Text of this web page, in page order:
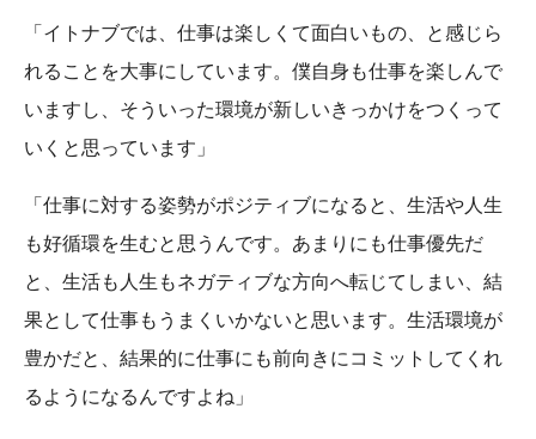
「イトナブでは、仕事は楽しくて面白いもの、と感じら
れることを大事にしています。僕自身も仕事を楽しんで
いますし、そういった環境が新しいきっかけをつくって
いくと思っています」
「仕事に対する姿勢がポジティブになると、生活や人生
も好循環を生むと思うんです。あまりにも仕事優先だ
と、生活も人生もネガティブな方向へ転じてしまい、結
果として仕事もうまくいかないと思います。生活環境が
豊かだと、結果的に仕事にも前向きにコミットしてくれ
るようになるんですよね」